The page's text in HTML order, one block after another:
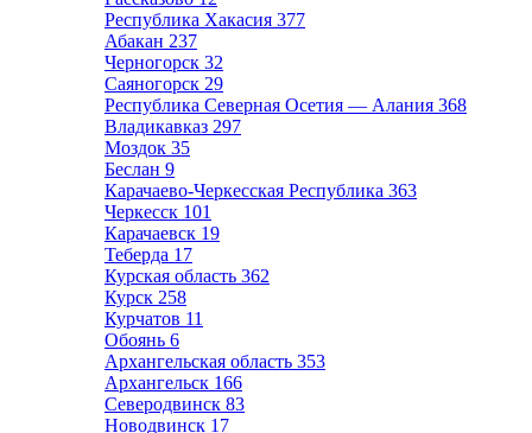
Республика Хакасия 377
Абакан 237
Черногорск 32
Саяногорск 29
Республика Северная Осетия — Алания 368
Владикавказ 297
Моздок 35
Беслан 9
Карачаево-Черкесская Республика 363
Черкесск 101
Карачаевск 19
Теберда 17
Курская область 362
Курск 258
Курчатов 11
Обоянь 6
Архангельская область 353
Архангельск 166
Северодвинск 83
Новодвинск 17